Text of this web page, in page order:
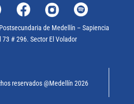
de Medellín – Sapiencia
73 # 296. Sector El Volador
reservados @Medellín 2026